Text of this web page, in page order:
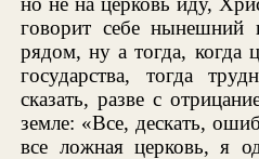
говорит себе нынешний
рядом, ну а тогда, когда
государства, тогда
сказать, разве с
земле: «Все, дескать,
все ложная церковь, я